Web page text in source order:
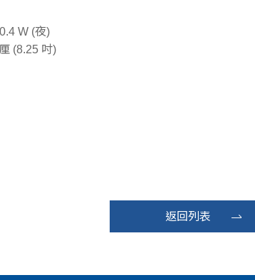
W (夜)
(8.25 吋)
返回列表